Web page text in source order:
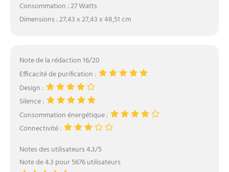
Consommation : 27 Watts
Dimensions : 27,43 x 27,43 x 48,51 cm
Note de la rédaction 16/20
Efficacité de purification :
Design :
Silence :
Consommation énergétique :
Connectivité :
Notes des utilisateurs 4.3/5
Note de 4.3 pour 5676 utilisateurs